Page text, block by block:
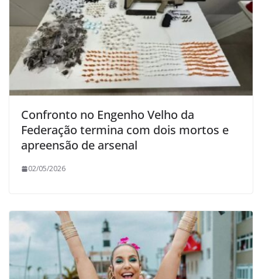
Confronto no Engenho Velho da
Federação termina com dois mortos e
apreensão de arsenal
02/05/2026